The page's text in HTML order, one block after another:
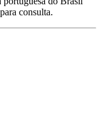
consulta.